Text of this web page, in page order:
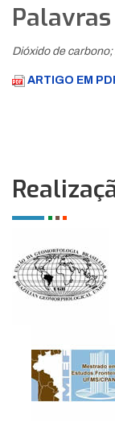
Dióxido de
ARTIGO EM